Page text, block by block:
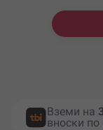
Вземи на
вноски по